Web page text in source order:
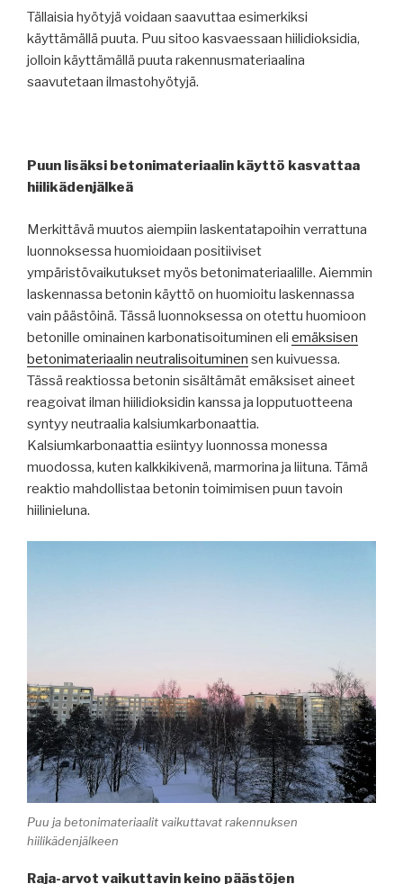
Tällaisia hyötyjä voidaan saavuttaa esimerkiksi
käyttämällä puuta. Puu sitoo kasvaessaan hiilidioksidia,
jolloin käyttämällä puuta rakennusmateriaalina
saavutetaan ilmastohyötyjä.
Puun lisäksi betonimateriaalin käyttö kasvattaa
hiilikädenjälkeä
Merkittävä muutos aiempiin laskentatapoihin verrattuna
luonnoksessa huomioidaan positiiviset
ympäristövaikutukset myös betonimateriaalille. Aiemmin
laskennassa betonin käyttö on huomioitu laskennassa
vain päästöinä. Tässä luonnoksessa on otettu huomioon
betonille ominainen karbonatisoituminen eli emäksisen
betonimateriaalin neutralisoituminen sen kuivuessa.
Tässä reaktiossa betonin sisältämät emäksiset aineet
reagoivat ilman hiilidioksidin kanssa ja lopputuotteena
syntyy neutraalia kalsiumkarbonaattia.
Kalsiumkarbonaattia esiintyy luonnossa monessa
muodossa, kuten kalkkikivenä, marmorina ja liituna. Tämä
reaktio mahdollistaa betonin toimimisen puun tavoin
hiilinieluna.
Puu ja betonimateriaalit vaikuttavat rakennuksen
hiilikädenjälkeen
Raja-arvot vaikuttavin keino päästöjen